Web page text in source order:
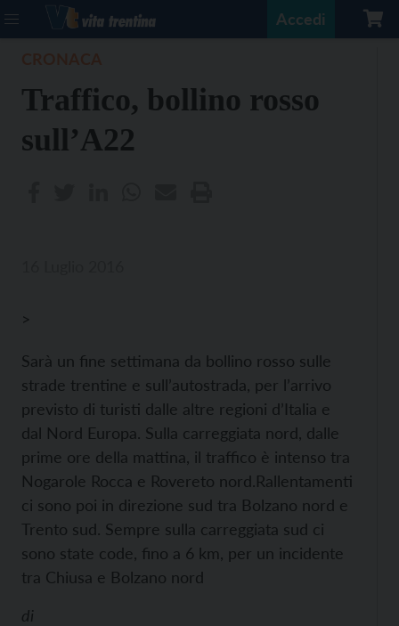
Accedi
Traffico, bollino rosso
sull’A22
>
Sarà un fine settimana da bollino rosso sulle
strade trentine e sull’autostrada, per l’arrivo
previsto di turisti dalle altre regioni d’Italia e
dal Nord Europa. Sulla carreggiata nord, dalle
prime ore della mattina, il traffico è intenso tra
Nogarole Rocca e Rovereto nord.Rallentamenti
ci sono poi in direzione sud tra Bolzano nord e
Trento sud. Sempre sulla carreggiata sud ci
sono state code, fino a 6 km, per un incidente
tra Chiusa e Bolzano nord
di